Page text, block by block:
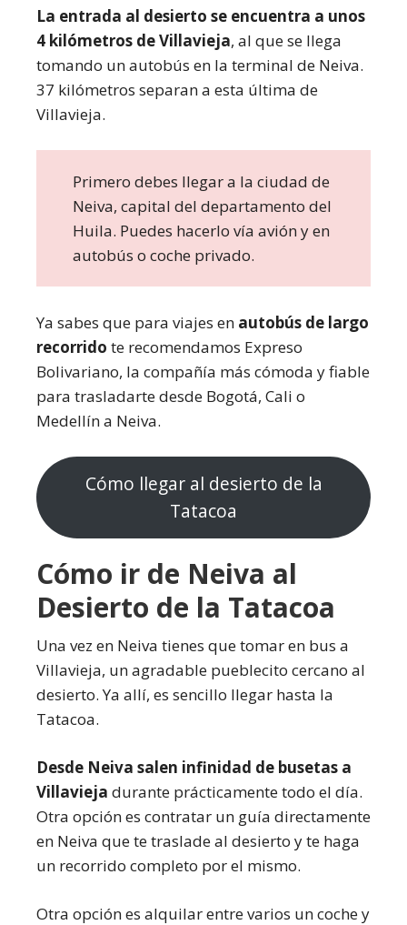
La entrada al desierto se encuentra a unos
4 kilómetros de Villavieja, al que se llega
tomando un autobús en la terminal de Neiva.
37 kilómetros separan a esta última de
Villavieja.
Primero debes llegar a la ciudad de
Neiva, capital del departamento del
Huila. Puedes hacerlo vía avión y en
autobús o coche privado.
Ya sabes que para viajes en autobús de largo
recorrido te recomendamos Expreso
Bolivariano, la compañía más cómoda y fiable
para trasladarte desde Bogotá, Cali o
Medellín a Neiva.
Cómo llegar al desierto de la
Tatacoa
Cómo ir de Neiva al
Desierto de la Tatacoa
Una vez en Neiva tienes que tomar en bus a
Villavieja, un agradable pueblecito cercano al
desierto. Ya allí, es sencillo llegar hasta la
Tatacoa.
Desde Neiva salen infinidad de busetas a
Villavieja durante prácticamente todo el día.
Otra opción es contratar un guía directamente
en Neiva que te traslade al desierto y te haga
un recorrido completo por el mismo.
Otra opción es alquilar entre varios un coche y